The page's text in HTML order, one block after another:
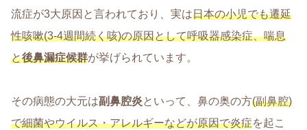
流症が3大原因と言われており、実は日本の小児でも遷延
性咳嗽(3-4週間続く咳)の原因として呼吸器感染症、喘息
と後鼻漏症候群が挙げられています。
その病態の大元は副鼻腔炎といって、鼻の奥の方(副鼻腔)
で細菌やウイルス・アレルギーなどが原因で炎症を起こ